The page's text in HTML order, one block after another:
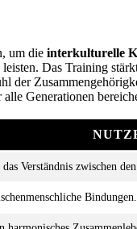
um die interkulturelle
Das Training
der
Generationen
das Verständnis zwischen
Bindungen.